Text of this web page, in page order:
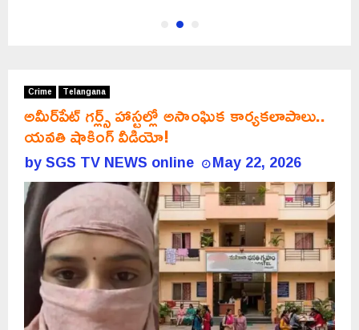
Crime Telangana
అమీర్‌పేట్‌ గర్ల్స్ హాస్టల్లో అసాంఘిక కార్యకలాపాలు..
యవతి షాకింగ్ వీడియో!
bySGS TV NEWS online May 22, 2026